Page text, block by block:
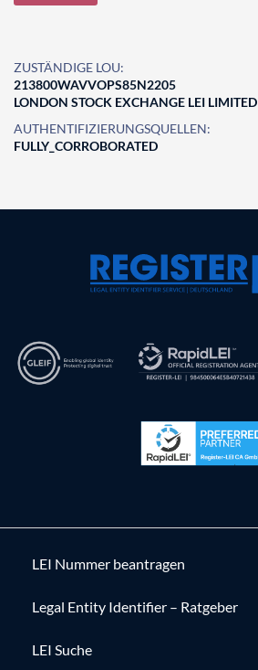
ZUSTÄNDIGE LOU:
213800WAVVOPS85N2205
LONDON STOCK EXCHANGE LEI LIMITED
AUTHENTIFIZIERUNGSQUELLEN:
FULLY_CORROBORATED
LEI Nummer beantragen
Legal Entity Identifier – Ratgeber
LEI Suche